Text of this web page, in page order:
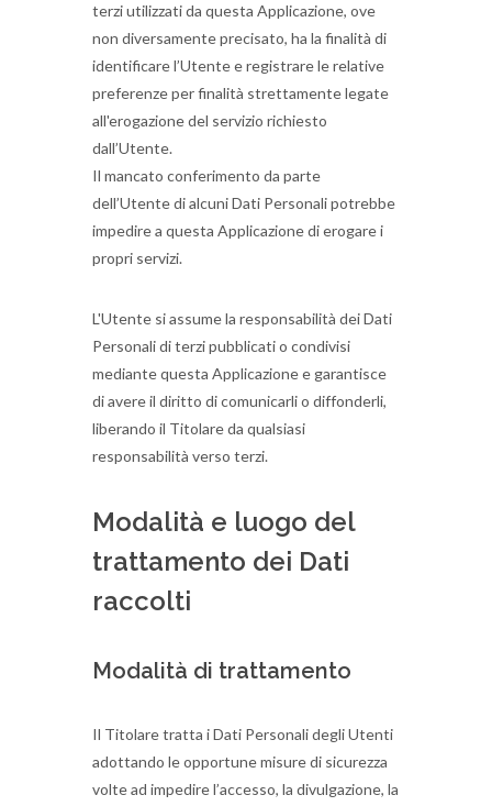
terzi utilizzati da questa Applicazione, ove
non diversamente precisato, ha la finalità di
identificare l’Utente e registrare le relative
preferenze per finalità strettamente legate
all'erogazione del servizio richiesto
dall’Utente.
Il mancato conferimento da parte
dell’Utente di alcuni Dati Personali potrebbe
impedire a questa Applicazione di erogare i
propri servizi.
L'Utente si assume la responsabilità dei Dati
Personali di terzi pubblicati o condivisi
mediante questa Applicazione e garantisce
di avere il diritto di comunicarli o diffonderli,
liberando il Titolare da qualsiasi
responsabilità verso terzi.
Modalità e luogo del
trattamento dei Dati
raccolti
Modalità di trattamento
Il Titolare tratta i Dati Personali degli Utenti
adottando le opportune misure di sicurezza
volte ad impedire l’accesso, la divulgazione, la